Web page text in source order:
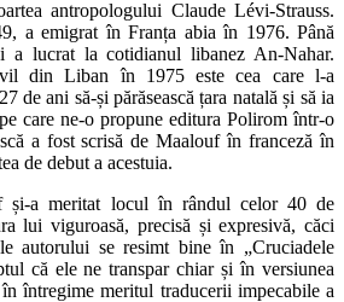
antropologului Claude Lévi-Strauss.
a emigrat în Franța abia în 1976. Până
a lucrat la cotidianul libanez An-Nahar.
din Liban în 1975 este cea care l-a
de ani să-și părăsească țara natală și să ia
care ne-o propune editura Polirom într-o
a fost scrisă de Maalouf în franceză în
de debut a acestuia.
și-a meritat locul în rândul celor 40 de
lui viguroasă, precisă și expresivă, căci
autorului se resimt bine în „Cruciadele
că ele ne transpar chiar și în versiunea
întregime meritul traducerii impecabile a